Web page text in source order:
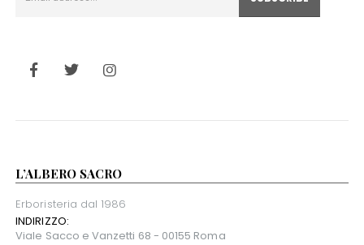
L’ALBERO SACRO
Erboristeria dal 1986
INDIRIZZO:
Viale Sacco e Vanzetti 68 - 00155 Roma